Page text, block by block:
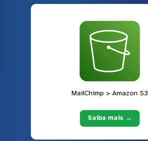
MailChimp > Amazon S3
Saiba mais →